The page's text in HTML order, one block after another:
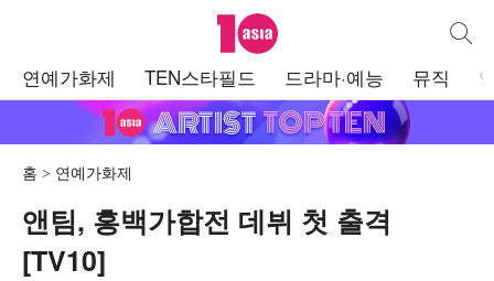
텐아시아 통합
연예가화제 TEN스타필드 드라마·예능 뮤직
홈 연예가화제
앤팀, 홍백가합전 데뷔 첫 출격
[TV10]